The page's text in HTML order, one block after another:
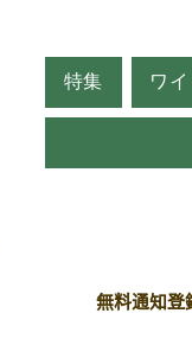
特集 ワ
無料通知登